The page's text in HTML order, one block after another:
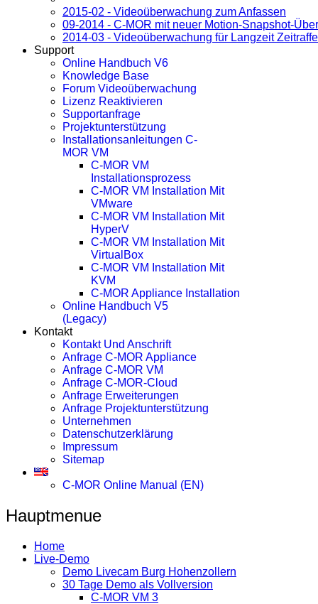
2015-02 - Videoüberwachung zum Anfassen
09-2014 - C-MOR mit neuer Motion-Snapshot-
2014-03 - Videoüberwachung für Langzeit
Support
Online Handbuch V6
Knowledge Base
Forum Videoüberwachung
Lizenz Reaktivieren
Supportanfrage
Projektunterstützung
Installationsanleitungen C-
MOR VM
C-MOR VM
Installationsprozess
C-MOR VM Installation Mit
VMware
C-MOR VM Installation Mit
HyperV
C-MOR VM Installation Mit
VirtualBox
C-MOR VM Installation Mit
KVM
C-MOR Appliance Installation
Online Handbuch V5
(legacy)
Kontakt
Kontakt Und Anschrift
Anfrage C-MOR Appliance
Anfrage C-MOR VM
Anfrage C-MOR-Cloud
Anfrage Erweiterungen
Anfrage Projektunterstützung
Unternehmen
Datenschutzerklärung
Impressum
Sitemap
C-MOR Online Manual (EN)
Hauptmenue
Home
Live-Demo
Demo Livecam Burg Hohenzollern
30 Tage Demo als Vollversion
C-MOR VM 3